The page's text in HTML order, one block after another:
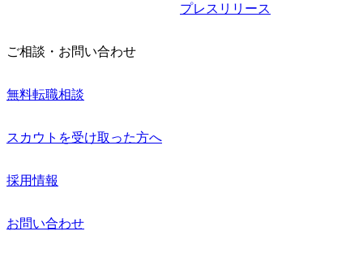
プレスリリース
ご相談・お問い合わせ
無料転職相談
スカウトを受け取った方へ
採用情報
お問い合わせ